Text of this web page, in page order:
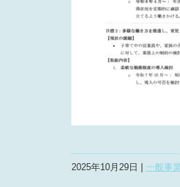
2025年10月29日 | 一般事